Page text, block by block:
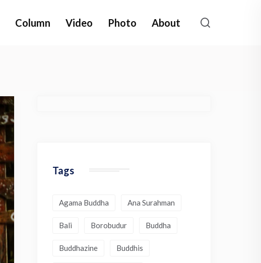
Column Video Photo About
Tags
Agama Buddha Ana Surahman
Bali Borobudur Buddha
Buddhazine Buddhis